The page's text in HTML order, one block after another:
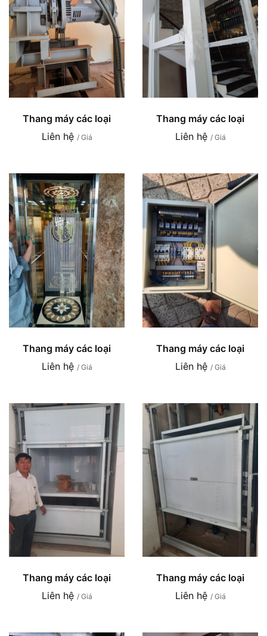
Thang máy các loại
Liên hệ / Giá
Thang máy các loại
Liên hệ / Giá
Thang máy các loại
Liên hệ / Giá
Thang máy các loại
Liên hệ / Giá
Thang máy các loại
Liên hệ / Giá
Thang máy các loại
Liên hệ / Giá